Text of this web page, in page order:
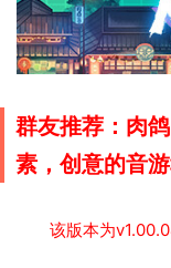
群友推荐：肉
素，创意的音
该版本为